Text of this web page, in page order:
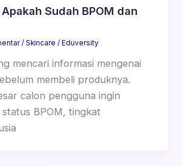
Sudah BPOM dan
/ Skincare / Eduversity
mencari informasi mengenai
membeli produknya.
calon pengguna ingin
status BPOM, tingkat